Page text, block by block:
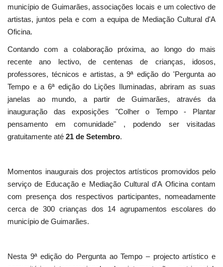
município de Guimarães, associações locais e um colectivo de
artistas, juntos pela e com a equipa de Mediação Cultural d'A
Oficina.
Contando com a colaboração próxima, ao longo do mais
recente ano lectivo, de centenas de crianças, idosos,
professores, técnicos e artistas, a 9ª edição do 'Pergunta ao
Tempo e a 6ª edição do Lições Iluminadas, abriram as suas
janelas ao mundo, a partir de Guimarães, através da
inauguração das exposições "Colher o Tempo - Plantar
pensamento em comunidade" , podendo ser visitadas
gratuitamente até 21 de Setembro.
Momentos inaugurais dos projectos artísticos promovidos pelo
serviço de Educação e Mediação Cultural d'A Oficina contam
com presença dos respectivos participantes, nomeadamente
cerca de 300 crianças dos 14 agrupamentos escolares do
município de Guimarães.
Nesta 9ª edição do Pergunta ao Tempo – projecto artístico e